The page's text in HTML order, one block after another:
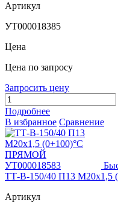
Артикул
УТ000018385
Цена
Цена по запросу
Запросить цену
Подробнее
В избранное Сравнение
ТТ-В-150/40 П13
Артикул